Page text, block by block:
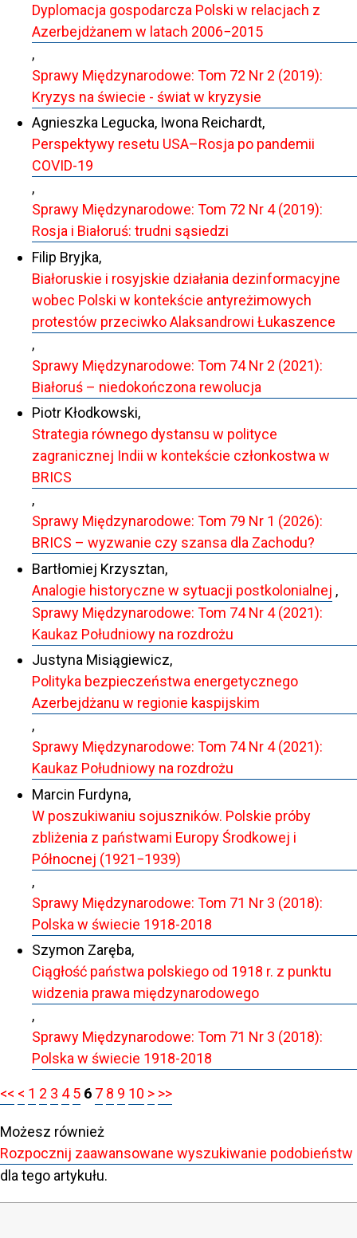
Dyplomacja gospodarcza Polski w relacjach z
Azerbejdżanem w latach 2006−2015
,
Sprawy Międzynarodowe: Tom 72 Nr 2 (2019):
Kryzys na świecie - świat w kryzysie
Agnieszka Legucka, Iwona Reichardt,
Perspektywy resetu USA–Rosja po pandemii
COVID-19
,
Sprawy Międzynarodowe: Tom 72 Nr 4 (2019):
Rosja i Białoruś: trudni sąsiedzi
Filip Bryjka,
Białoruskie i rosyjskie działania dezinformacyjne
wobec Polski w kontekście antyreżimowych
protestów przeciwko Alaksandrowi Łukaszence
,
Sprawy Międzynarodowe: Tom 74 Nr 2 (2021):
Białoruś – niedokończona rewolucja
Piotr Kłodkowski,
Strategia równego dystansu w polityce
zagranicznej Indii w kontekście członkostwa w
BRICS
,
Sprawy Międzynarodowe: Tom 79 Nr 1 (2026):
BRICS – wyzwanie czy szansa dla Zachodu?
Bartłomiej Krzysztan,
Analogie historyczne w sytuacji postkolonialnej ,
Sprawy Międzynarodowe: Tom 74 Nr 4 (2021):
Kaukaz Południowy na rozdrożu
Justyna Misiągiewicz,
Polityka bezpieczeństwa energetycznego
Azerbejdżanu w regionie kaspijskim
,
Sprawy Międzynarodowe: Tom 74 Nr 4 (2021):
Kaukaz Południowy na rozdrożu
Marcin Furdyna,
W poszukiwaniu sojuszników. Polskie próby
zbliżenia z państwami Europy Środkowej i
Północnej (1921−1939)
,
Sprawy Międzynarodowe: Tom 71 Nr 3 (2018):
Polska w świecie 1918-2018
Szymon Zaręba,
Ciągłość państwa polskiego od 1918 r. z punktu
widzenia prawa międzynarodowego
,
Sprawy Międzynarodowe: Tom 71 Nr 3 (2018):
Polska w świecie 1918-2018
<< < 1 2 3 4 5 6 7 8 9 10 > >>
Możesz również
Rozpocznij zaawansowane wyszukiwanie podobieństw
dla tego artykułu.